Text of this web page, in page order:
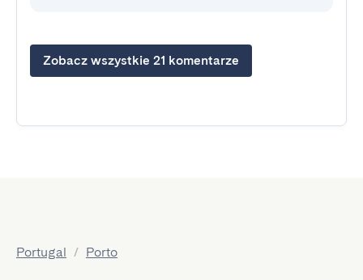
Zobacz wszystkie 21 komentarze
Portugal / Porto